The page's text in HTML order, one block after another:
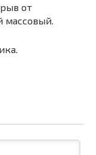
от
массовый.